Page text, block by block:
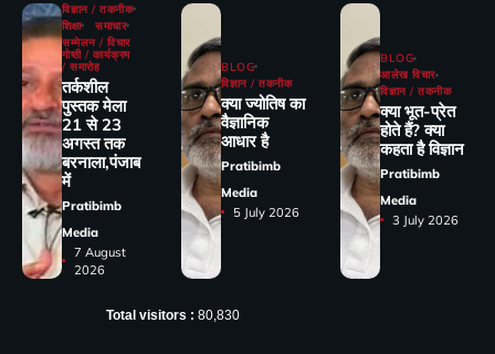
विज्ञान / तकनीक
शिक्षा
समाचार
सम्मेलन / विचार
गोष्ठी / कार्यक्रम
/ समारोह
तर्कशील
पुस्तक मेला
21 से 23
अगस्त तक
बरनाला,पंजाब
में
Pratibimb
Media
7 August
2026
BLOG
विज्ञान / तकनीक
क्या ज्योतिष का
वैज्ञानिक
आधार है
Pratibimb
Media
5 July 2026
BLOG
आलेख विचार
विज्ञान / तकनीक
क्या भूत-प्रेत
होते हैं? क्या
कहता है विज्ञान
Pratibimb
Media
3 July 2026
Total visitors : 80,830